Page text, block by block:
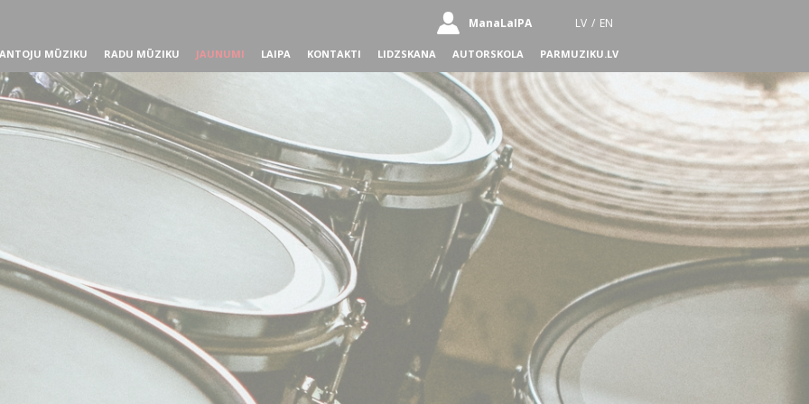
ManaLaIPA LV / EN
MŪZIKU RADU MŪZIKU JAUNUMI LAIPA KONTAKTI LIDZSKANA AUTORSKOLA PARMUZIKU.LV